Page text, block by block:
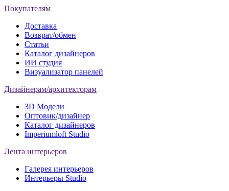
Покупателям
Доставка
Возврат/обмен
Статьи
Каталог дизайнеров
ИИ студия
Визуализатор панелей
Дизайнерам/архитекторам
3D Модели
Оптовик/дизайнер
Каталог дизайнеров
Imperiumloft Studio
Лента интерьеров
Галерея интерьеров
Интерьеры Studio